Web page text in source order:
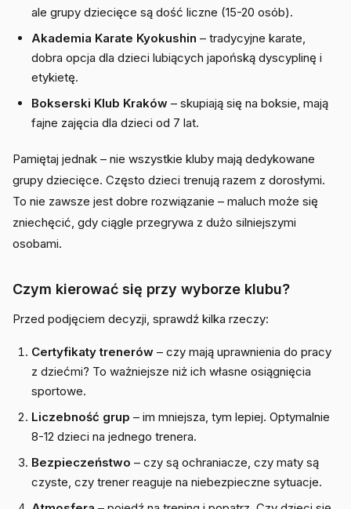
ale grupy dziecięce są dość liczne (15-20 osób).
Akademia Karate Kyokushin – tradycyjne karate,
dobra opcja dla dzieci lubiących japońską dyscyplinę i
etykietę.
Bokserski Klub Kraków – skupiają się na boksie, mają
fajne zajęcia dla dzieci od 7 lat.
Pamiętaj jednak – nie wszystkie kluby mają dedykowane
grupy dziecięce. Często dzieci trenują razem z dorosłymi.
To nie zawsze jest dobre rozwiązanie – maluch może się
zniechęcić, gdy ciągle przegrywa z dużo silniejszymi
osobami.
Czym kierować się przy wyborze klubu?
Przed podjęciem decyzji, sprawdź kilka rzeczy:
Certyfikaty trenerów – czy mają uprawnienia do pracy
z dziećmi? To ważniejsze niż ich własne osiągnięcia
sportowe.
Liczebność grup – im mniejsza, tym lepiej. Optymalnie
8-12 dzieci na jednego trenera.
Bezpieczeństwo – czy są ochraniacze, czy maty są
czyste, czy trener reaguje na niebezpieczne sytuacje.